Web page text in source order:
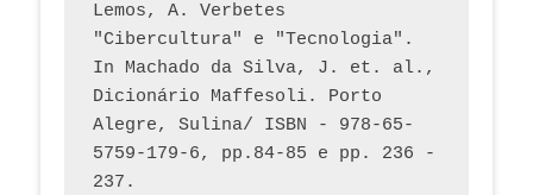
Lemos, A. Verbetes
"Cibercultura" e "Tecnologia".
In Machado da Silva, J. et. al.,
Dicionário Maffesoli. Porto
Alegre, Sulina/ ISBN - 978-65-
5759-179-6, pp.84-85 e pp. 236 -
237.